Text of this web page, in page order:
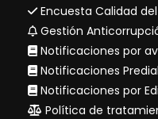
Encuesta Calidad
Gestión
Notificaciones por
Notificaciones
Notificaciones por
Política de